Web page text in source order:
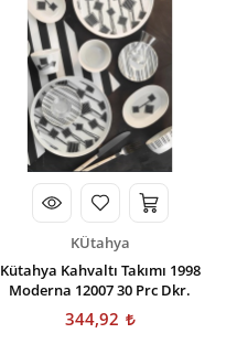
KÜtahya
Kütahya Kahvaltı Takımı 1998
Moderna 12007 30 Prc Dkr.
344,92